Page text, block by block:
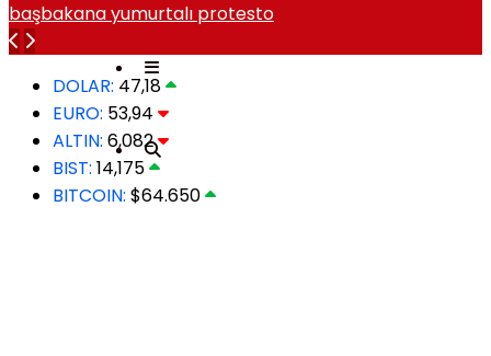
başbakana yumurtalı protesto
DOLAR: 47,18
EURO: 53,94
ALTIN: 6,082
BIST: 14,175
BITCOIN: $64.650